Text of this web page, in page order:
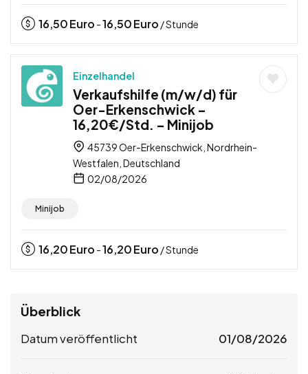
16,50Euro -16,50Euro / Stunde
Einzelhandel
Verkaufshilfe (m/w/d) für
Oer-Erkenschwick –
16,20€/Std. – Minijob
45739 Oer-Erkenschwick, Nordrhein-
Westfalen, Deutschland
02/08/2026
Minijob
16,20Euro -16,20Euro / Stunde
Überblick
Datum veröffentlicht 01/08/2026